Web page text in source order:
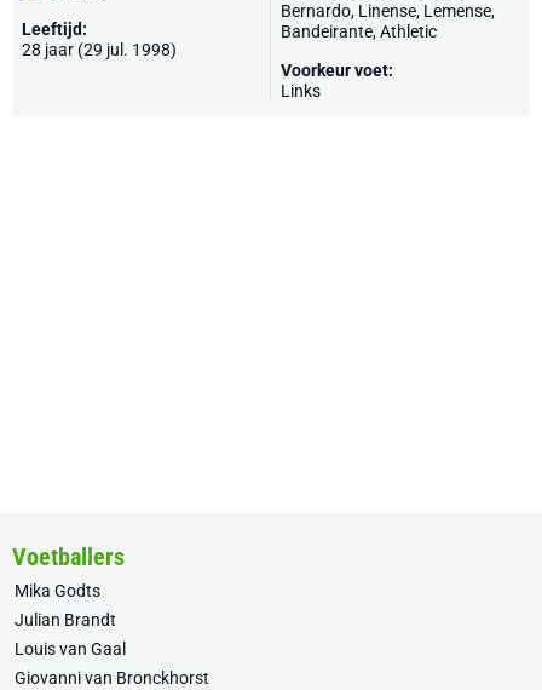
Leeftijd:
28 jaar (29 jul. 1998)
Bernardo, Linense, Lemense,
Bandeirante, Athletic
Voorkeur voet:
Links
Voetballers
Mika Godts
Julian Brandt
Louis van Gaal
Giovanni van Bronckhorst